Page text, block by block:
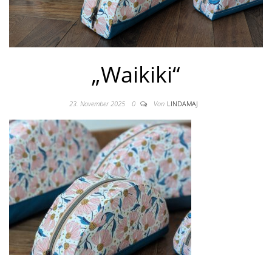
„Waikiki“
23. November 2025 0 Von LINDAMAJ